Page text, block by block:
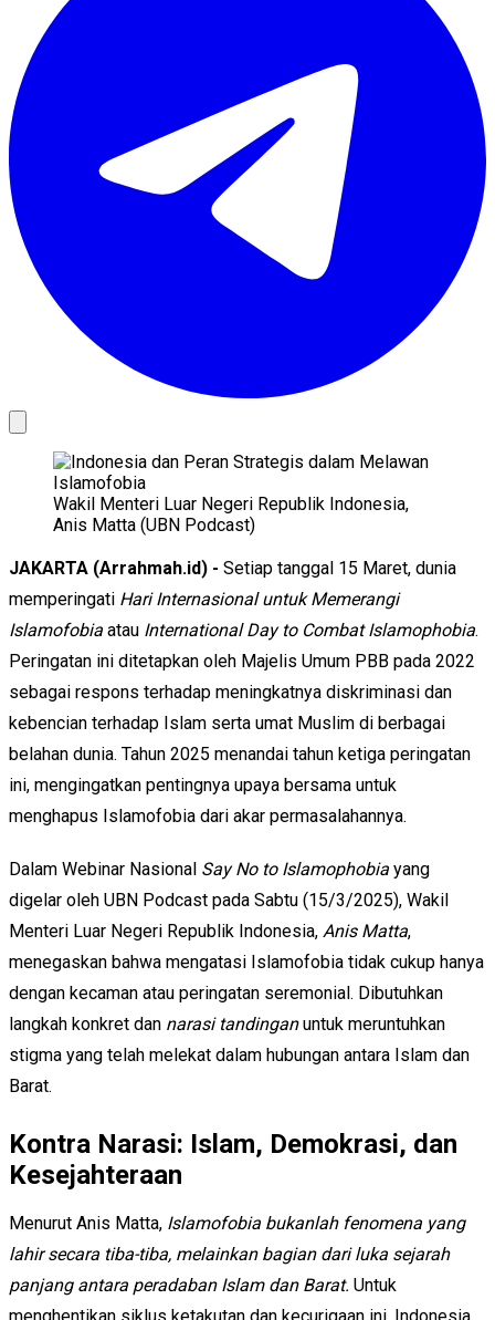
Wakil Menteri Luar Negeri Republik Indonesia,
Anis Matta (UBN Podcast)
JAKARTA (Arrahmah.id) - Setiap tanggal 15 Maret, dunia
memperingati Hari Internasional untuk Memerangi
Islamofobia atau International Day to Combat Islamophobia.
Peringatan ini ditetapkan oleh Majelis Umum PBB pada 2022
sebagai respons terhadap meningkatnya diskriminasi dan
kebencian terhadap Islam serta umat Muslim di berbagai
belahan dunia. Tahun 2025 menandai tahun ketiga peringatan
ini, mengingatkan pentingnya upaya bersama untuk
menghapus Islamofobia dari akar permasalahannya.
Dalam Webinar Nasional Say No to Islamophobia yang
digelar oleh UBN Podcast pada Sabtu (15/3/2025), Wakil
Menteri Luar Negeri Republik Indonesia, Anis Matta,
menegaskan bahwa mengatasi Islamofobia tidak cukup hanya
dengan kecaman atau peringatan seremonial. Dibutuhkan
langkah konkret dan narasi tandinganuntuk meruntuhkan
stigma yang telah melekat dalam hubungan antara Islam dan
Barat.
Kontra Narasi: Islam, Demokrasi, dan
Kesejahteraan
Menurut Anis Matta, Islamofobia bukanlah fenomena yang
lahir secara tiba-tiba, melainkan bagian dari luka sejarah
panjang antara peradaban Islam dan Barat. Untuk
menghentikan siklus ketakutan dan kecurigaan ini, Indonesia